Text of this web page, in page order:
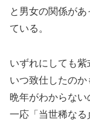
と男女の関係が
ている。
いずれにしても紫
いつ致仕したのか
晩年がわからな
一応「当世稀な